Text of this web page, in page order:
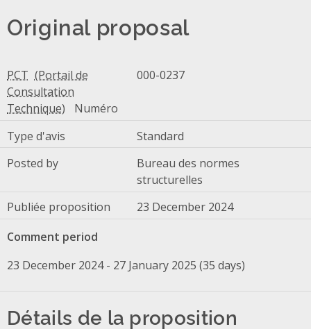
Original proposal
PCT
Numéro
000-0237
Type d'avis
Standard
Posted by
Bureau des normes
structurelles
Publiée proposition
23 December 2024
Comment period
23 December 2024 - 27 January 2025 (35 days)
Détails de la proposition